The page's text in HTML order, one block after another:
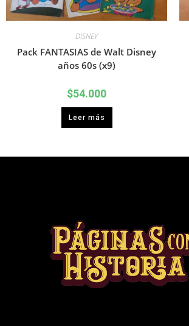
DISNEY
Pack FANTASIAS de Walt Disney
años 60s (x9)
$54.000
Leer más